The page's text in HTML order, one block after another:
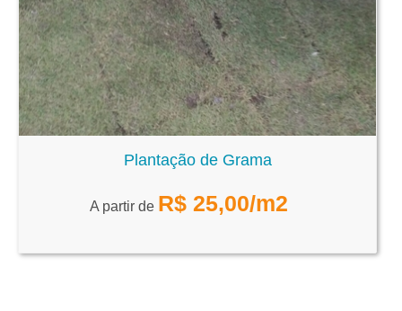
Plantação de Grama
A partir de R$ 25,00/m2